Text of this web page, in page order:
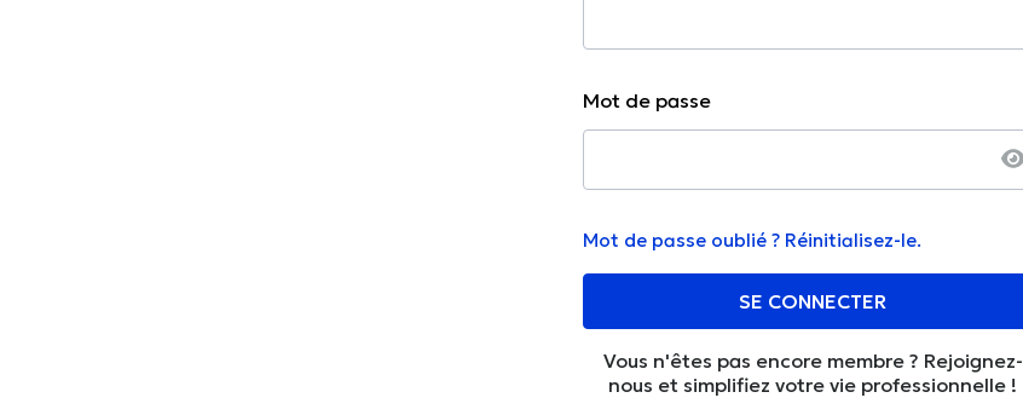
Mot de passe
Mot de passe oublié ? Réinitialisez-le.
SE CONNECTER
Vous n'êtes pas encore membre ? Rejoignez-
nous et simplifiez votre vie professionnelle !